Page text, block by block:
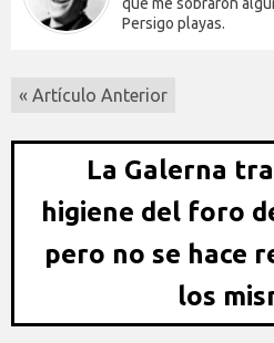
Persigo playas.
« Artículo Anterior
La Galerna
higiene del foro
pero no se hace
los